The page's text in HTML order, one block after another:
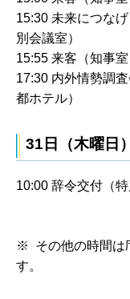
15:30 未来につな
別会議室）
15:55 来客（知事室
17:30 内外情勢調
都ホテル）
31日（木曜日）
10:00 辞令交付（特
※ その他の時間は
す。